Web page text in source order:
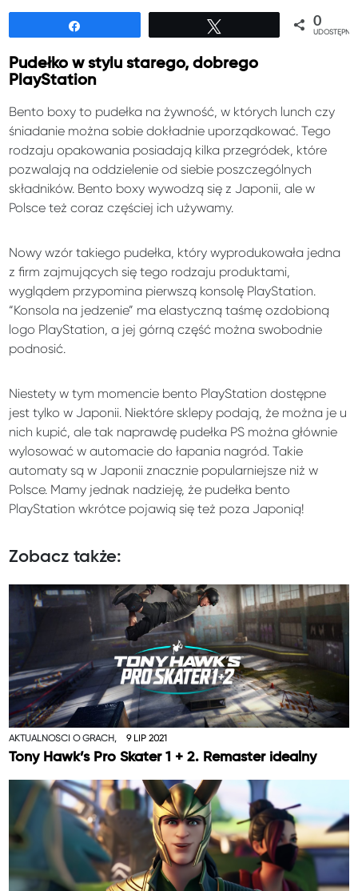
0
Pudełko w stylu starego, dobrego
PlayStation
Bento boxy to pudełka na żywność, w których lunch czy
śniadanie można sobie dokładnie uporządkować. Tego
rodzaju opakowania posiadają kilka przegródek, które
pozwalają na oddzielenie od siebie poszczególnych
składników. Bento boxy wywodzą się z Japonii, ale w
Polsce też coraz częściej ich używamy.
Nowy wzór takiego pudełka, który wyprodukowała jedna
z firm zajmujących się tego rodzaju produktami,
wyglądem przypomina pierwszą konsolę PlayStation.
“Konsola na jedzenie” ma elastyczną taśmę ozdobioną
logo PlayStation, a jej górną część można swobodnie
podnosić.
Niestety w tym momencie bento PlayStation dostępne
jest tylko w Japonii. Niektóre sklepy podają, że można je u
nich kupić, ale tak naprawdę pudełka PS można głównie
wylosować w automacie do łapania nagród. Takie
automaty są w Japonii znacznie popularniejsze niż w
Polsce. Mamy jednak nadzieję, że pudełka bento
PlayStation wkrótce pojawią się też poza Japonią!
Zobacz także:
AKTUALNOŚCI O GRACH, 9 LIP 2021
Tony Hawk’s Pro Skater 1 + 2. Remaster idealny